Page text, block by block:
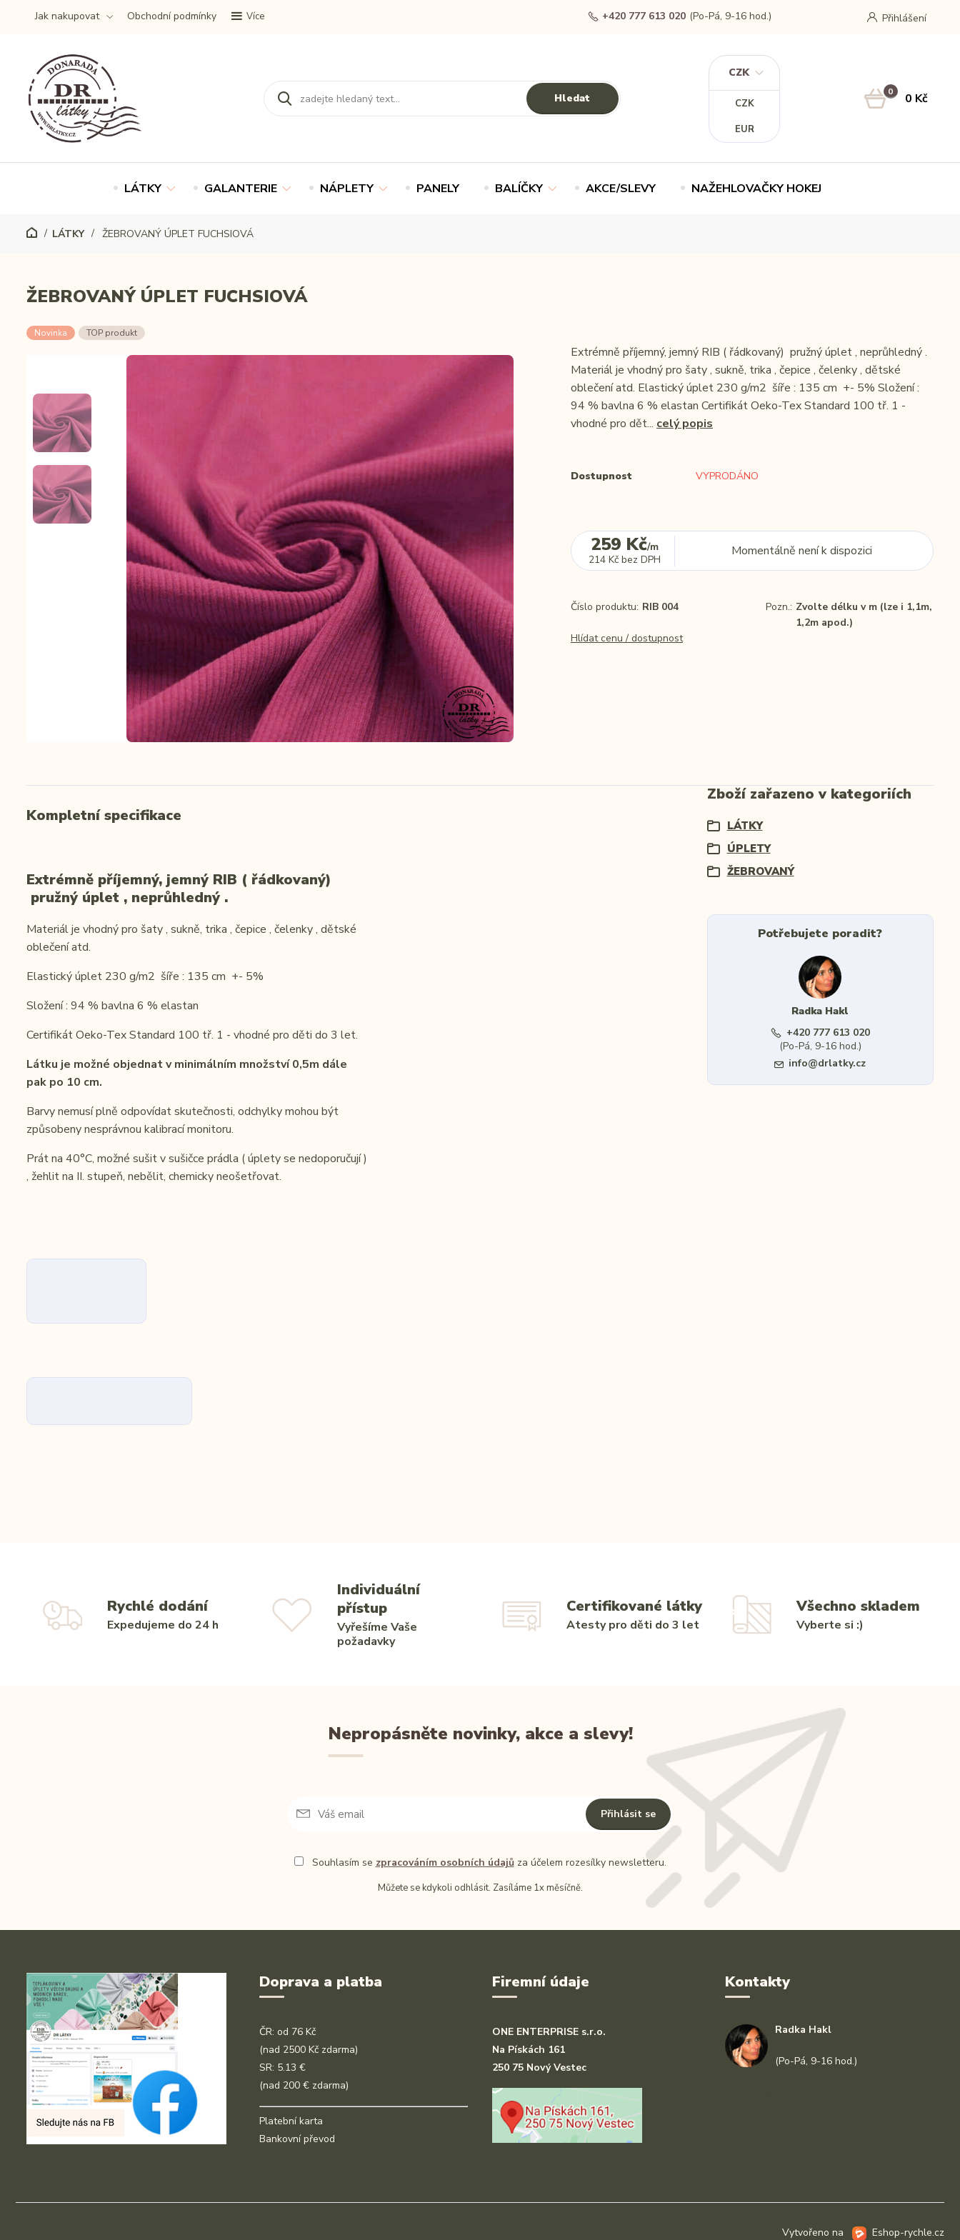
Jak nakupovat Obchodní podmínky Více
CZK
CZK
EUR
Přihlášení
Hledat
+420 777 613 020 (Po-Pá, 9-16 hod.)
0 0 Kč
LÁTKY GALANTERIE NÁPLETY PANELY BALÍČKY AKCE/SLEVY NAŽEHLOVAČKY HOKEJ
LÁTKY ŽEBROVANÝ ÚPLET FUCHSIOVÁ
ŽEBROVANÝ ÚPLET FUCHSIOVÁ
Novinka TOP produkt
Extrémně příjemný, jemný RIB ( řádkovaný) pružný úplet , neprůhledný .
Materiál je vhodný pro šaty , sukně, trika , čepice , čelenky , dětské
oblečení atd. Elastický úplet 230 g/m2 šíře : 135 cm +- 5% Složení :
94 % bavlna 6 % elastan Certifikát Oeko-Tex Standard 100 tř. 1 -
vhodné pro dět... celý popis
Dostupnost VYPRODÁNO
259 Kč/m
214 Kč bez DPH
Momentálně není k dispozici
Číslo produktu: RIB 004 Pozn.: Zvolte délku v m (lze i 1,1m,
1,2m apod.)
Hlídat cenu / dostupnost
Kompletní specifikace
Extrémně příjemný, jemný RIB ( řádkovaný)
pružný úplet , neprůhledný .
Materiál je vhodný pro šaty , sukně, trika , čepice , čelenky , dětské
oblečení atd.
Elastický úplet 230 g/m2 šíře : 135 cm +- 5%
Složení : 94 % bavlna 6 % elastan
Certifikát Oeko-Tex Standard 100 tř. 1 - vhodné pro děti do 3 let.
Látku je možné objednat v minimálním množství 0,5m dále
pak po 10 cm.
Barvy nemusí plně odpovídat skutečnosti, odchylky mohou být
způsobeny nesprávnou kalibrací monitoru.
Prát na 40°C, možné sušit v sušičce prádla ( úplety se nedoporučují )
, žehlit na II. stupeň, nebělit, chemicky neošetřovat.
Zboží zařazeno v kategoriích
LÁTKY
ÚPLETY
ŽEBROVANÝ
Potřebujete poradit?
Radka Hakl
+420 777 613 020
(Po-Pá, 9-16 hod.)
info@drlatky.cz
Rychlé dodání
Expedujeme do 24 h
Individuální
přístup
Vyřešíme Vaše
požadavky
Certifikované látky
Atesty pro děti do 3 let
Všechno skladem
Vyberte si :)
Nepropásněte novinky, akce a slevy!
Přihlásit se
Souhlasím se zpracováním osobních údajůza účelem rozesílky newsletteru.
Můžete se kdykoli odhlásit. Zasíláme 1x měsíčně.
Doprava a platba
ČR: od 76 Kč
(nad 2500 Kč zdarma)
SR: 5.13 €
(nad 200 € zdarma)
Platební karta
Bankovní převod
Firemní údaje
ONE ENTERPRISE s.r.o.
Na Pískách 161
250 75 Nový Vestec
Kontakty
Radka Hakl
(Po-Pá, 9-16 hod.)
Vytvořeno na Eshop-rychle.cz